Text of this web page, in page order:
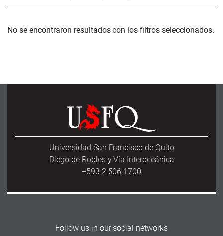
No se encontraron resultados con los filtros seleccionados.
Universidad San Francisco de Quito
Diego de Robles y Vía Interoceánica
+593 2 506 1700
Follow us in our social networks